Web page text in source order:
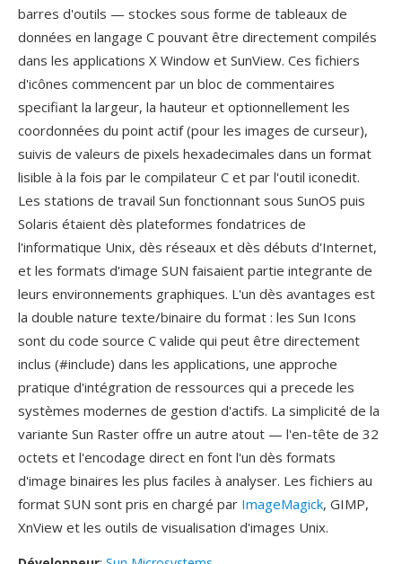
barres d'outils — stockes sous forme de tableaux de
données en langage C pouvant être directement compilés
dans les applications X Window et SunView. Ces fichiers
d'icônes commencent par un bloc de commentaires
specifiant la largeur, la hauteur et optionnellement les
coordonnées du point actif (pour les images de curseur),
suivis de valeurs de pixels hexadecimales dans un format
lisible à la fois par le compilateur C et par l'outil iconedit.
Les stations de travail Sun fonctionnant sous SunOS puis
Solaris étaient dès plateformes fondatrices de
l'informatique Unix, dès réseaux et dès débuts d'Internet,
et les formats d'image SUN faisaient partie integrante de
leurs environnements graphiques. L'un dès avantages est
la double nature texte/binaire du format : les Sun Icons
sont du code source C valide qui peut être directement
inclus (#include) dans les applications, une approche
pratique d'intégration de ressources qui a precede les
systèmes modernes de gestion d'actifs. La simplicité de la
variante Sun Raster offre un autre atout — l'en-tête de 32
octets et l'encodage direct en font l'un dès formats
d'image binaires les plus faciles à analyser. Les fichiers au
format SUN sont pris en chargé par ImageMagick, GIMP,
XnView et les outils de visualisation d'images Unix.